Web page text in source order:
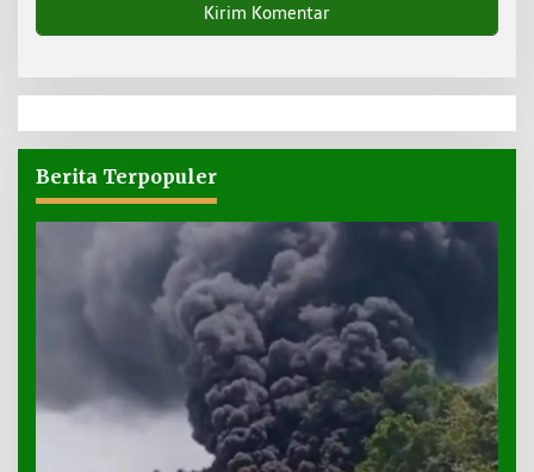
Berita Terpopuler